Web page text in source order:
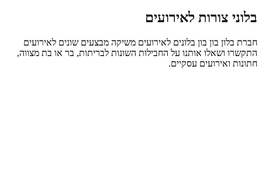
בלוני צורות לאירועים
חברת בלון בון בון בלונים לאירועים משיקה מבצעים שונים לאירועים
התקשרו ושאלו אותנו על החבילות השונות לבריתות, בר או בת מצווה,
חתונות ואירועים עסקיים.